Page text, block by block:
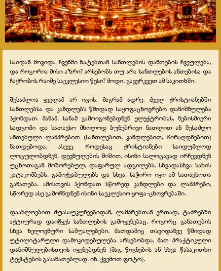
საიდან მოვიდა ჩვენში ხატებთან სანთლების დანთების ჩვეულება,
და როგორია მისი აზრი? არსებობს თუ არა სანთლების ანთებისა და
ჩაქრობის რაიმე საეკლესიო წესი? მოდი, გავერკვეთ ამ საკითხში.
შესაძლოა ყველამ არ იცის, მაგრამ ადრე, ძველ ქრისტიანებში
სანთლებსა და კანდლებს წმიდად საყოფაცხოვრებო დანიშნულება
ჰქონდათ. მანამ, სანამ გამოიგონებდნენ ელექტრობას, ნებისმიერი
სადგომი და სათავსო მხოლოდ ბუნებრივი ნათლით ან შესაძლო
ანთებული ლამპრებით (სანთლებით, კანდლებით, ჩირაღდნებით)
ნათდებოდა. ასევე, როდესაც ქრისტიანები საიდუმლოდ
ლოცულობდნენ, დევნულების შიშით, ისინი სალოცავად ირჩევდნენ
უცხოთაგან მოშორებულ, დაფარულ ადგილებს, სხვადასხვა სახის
კატაკომბებს, გამოქვაბულებს და სხვა. საჭირო იყო ამ სათავსოთა
განათება. ამისთვის ჰქონდათ სწორედ კანდლები და ლამპრები,
სწორედ ასე გამოჩნდნენ ისინი საეკლესიო ყოფა-ცხოვრებაში.
დაახლოებით შუასაუკუნეებიდან, ლამპრებთან ერთად, ტაძრებში
აქტიურად დაიწყეს სანთლების გამოყენებაც. როგორც განათების
სხვა ხელოვნური საშუალებები, მათდამიც თავიდანვე წმიდად
უტილიტარული დამოკიდებულება არსებობდა. მათ პრაქტიკული
დანიშნულებისთვის იყენებდნენ (მაგ. წიგნების ან სხვა წასაკითხი
ტექსტების გასანათებლად. იხ. ქვემოთ ფოტო).